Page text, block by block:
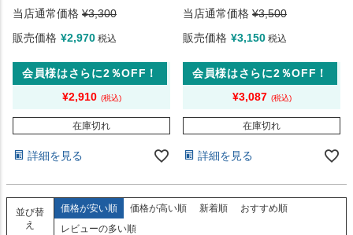
当店通常価格 ¥3,300
販売価格 ¥2,970 税込
会員様はさらに2％OFF！
¥2,910
在庫切れ
詳細を見る
当店通常価格 ¥3,500
販売価格 ¥3,150 税込
会員様はさらに2％OFF！
¥3,087
在庫切れ
詳細を見る
並び替
え
価格が安い順 価格が高い順 新着順
おすすめ順
レビューの多い順